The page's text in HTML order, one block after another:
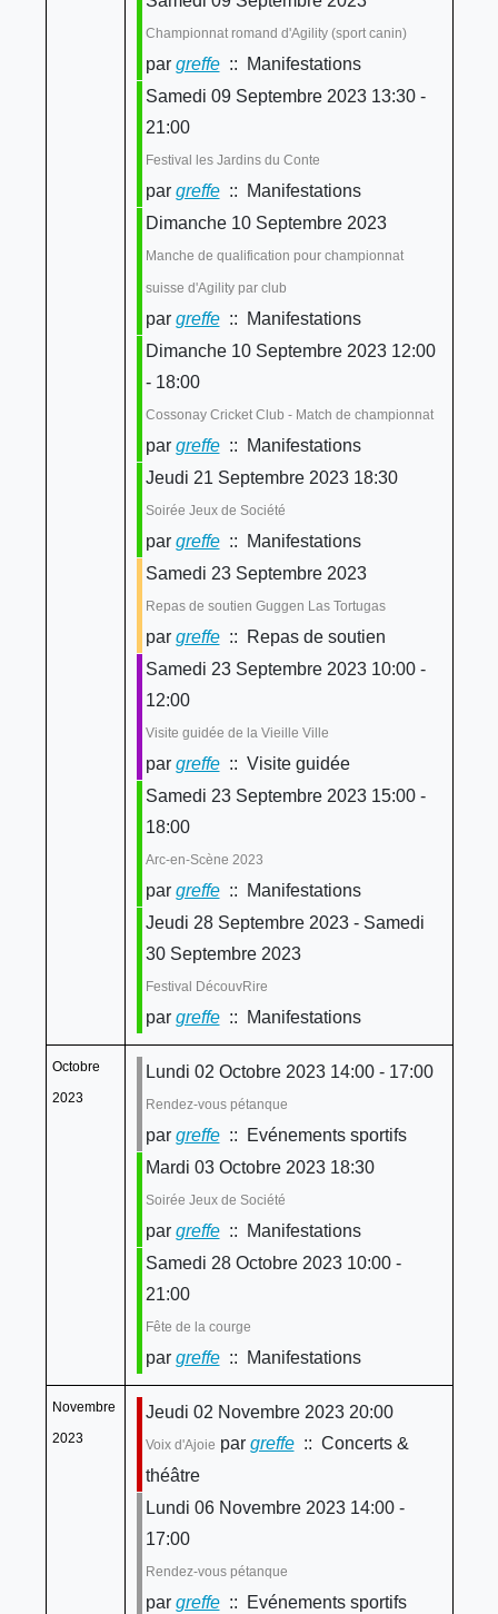
Championnat romand d'Agility (sport canin)
par greffe:: Manifestations
Samedi 09 Septembre 2023 13:30 -
21:00
Festival les Jardins du Conte
par greffe:: Manifestations
Dimanche 10 Septembre 2023
Manche de qualification pour championnat
suisse d'Agility par club
par greffe:: Manifestations
Dimanche 10 Septembre 2023 12:00
- 18:00
Cossonay Cricket Club - Match de championnat
par greffe:: Manifestations
Jeudi 21 Septembre 2023 18:30
Soirée Jeux de Société
par greffe:: Manifestations
Samedi 23 Septembre 2023
Repas de soutien Guggen Las Tortugas
par greffe:: Repas de soutien
Samedi 23 Septembre 2023 10:00 -
12:00
Visite guidée de la Vieille Ville
par greffe:: Visite guidée
Samedi 23 Septembre 2023 15:00 -
18:00
Arc-en-Scène 2023
par greffe:: Manifestations
Jeudi 28 Septembre 2023 - Samedi
30 Septembre 2023
Festival DécouvRire
par greffe:: Manifestations
Octobre
2023
Lundi 02 Octobre 2023 14:00 - 17:00
Rendez-vous pétanque
par greffe:: Evénements sportifs
Mardi 03 Octobre 2023 18:30
Soirée Jeux de Société
par greffe:: Manifestations
Samedi 28 Octobre 2023 10:00 -
21:00
Fête de la courge
par greffe:: Manifestations
Novembre
2023
Jeudi 02 Novembre 2023 20:00
Voix d'Ajoie par greffe:: Concerts &
théâtre
Lundi 06 Novembre 2023 14:00 -
17:00
Rendez-vous pétanque
par greffe:: Evénements sportifs